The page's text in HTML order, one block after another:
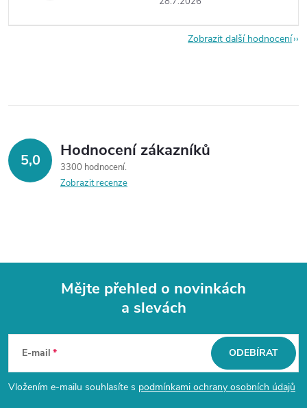
Zobrazit další hodnocení
5,0 Hodnocení zákazníků
3300 hodnocení
Zobrazit recenze
p
Mějte přehled o novinkách
a slevách
E-mail
Vložením e-mailu souhlasíte s podmínkami ochrany osobních údajů
ODEBÍRAT